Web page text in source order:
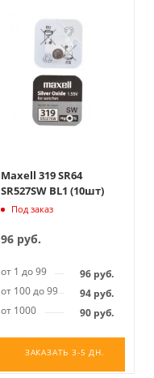
Maxell 319 SR64
SR527SW BL1 (10шт)
Под заказ
96руб.
от 1 до 99 96 руб.
от 100 до 999
94 руб.
от 1000
90 руб.
ЗАКАЗАТЬ 3-5 ДН.